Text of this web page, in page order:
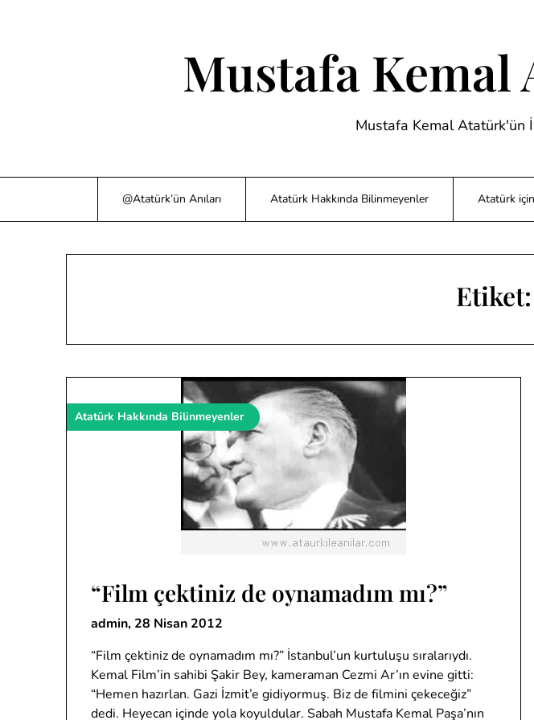
Mustafa Kemal
Mustafa Kemal Atatürk'ün
@Atatürk’ün Anıları Atatürk Hakkında Bilinmeyenler Atatürk
Etiket:
Atatürk Hakkında Bilinmeyenler
“Film çektiniz de oynamadım mı?”
admin, 28 Nisan 2012
“Film çektiniz de oynamadım mı?” İstanbul’un kurtuluşu sıralarıydı.
Kemal Film’in sahibi Şakir Bey, kameraman Cezmi Ar’ın evine gitti:
“Hemen hazırlan. Gazi İzmit’e gidiyormuş. Biz de filmini çekeceğiz”
dedi. Heyecan içinde yola koyuldular. Sabah Mustafa Kemal Paşa’nın